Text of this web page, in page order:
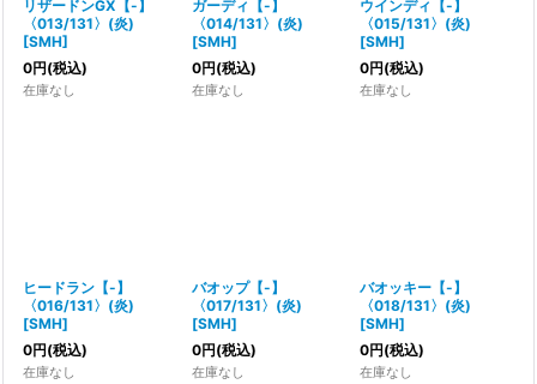
リザードンGX【-】
〈013/131〉(炎)
[SMH]
0円(税込)
在庫なし
ガーディ【-】
〈014/131〉(炎)
[SMH]
0円(税込)
在庫なし
ウインディ【-】
〈015/131〉(炎)
[SMH]
0円(税込)
在庫なし
ヒードラン【-】
〈016/131〉(炎)
[SMH]
0円(税込)
在庫なし
バオップ【-】
〈017/131〉(炎)
[SMH]
0円(税込)
在庫なし
バオッキー【-】
〈018/131〉(炎)
[SMH]
0円(税込)
在庫なし